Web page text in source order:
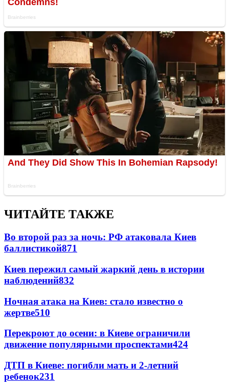
ЧИТАЙТЕ ТАКЖЕ
Во второй раз за ночь: РФ атаковала Киев
баллистикой871
Киев пережил самый жаркий день в истории
наблюдений832
Ночная атака на Киев: стало известно о
жертве510
Перекроют до осени: в Киеве ограничили
движение популярными проспектами424
ДТП в Киеве: погибли мать и 2-летний
ребенок231